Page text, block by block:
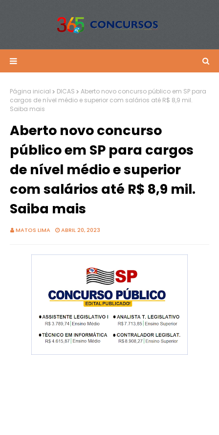
Página inicial DICAS
Aberto novo concurso público em SP para
cargos de nível médio e superior com salários até R$ 8,9 mil.
Saiba mais
Aberto novo concurso
público em SP para cargos
de nível médio e superior
com salários até R$ 8,9 mil.
Saiba mais
MATOS LIMA ABRIL 20, 2023